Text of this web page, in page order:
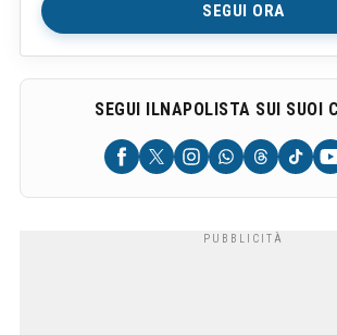
SEGUI ORA
SEGUI ILNAPOLISTA SUI SUOI